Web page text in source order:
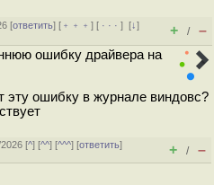
[ответить] [ ﹢﹢﹢] [ · · ·][↓]
+ / –
ошибку драйвера на
эту ошибку в журнале виндовс?
[^] [^^] [^^^] [ответить]
+ / –